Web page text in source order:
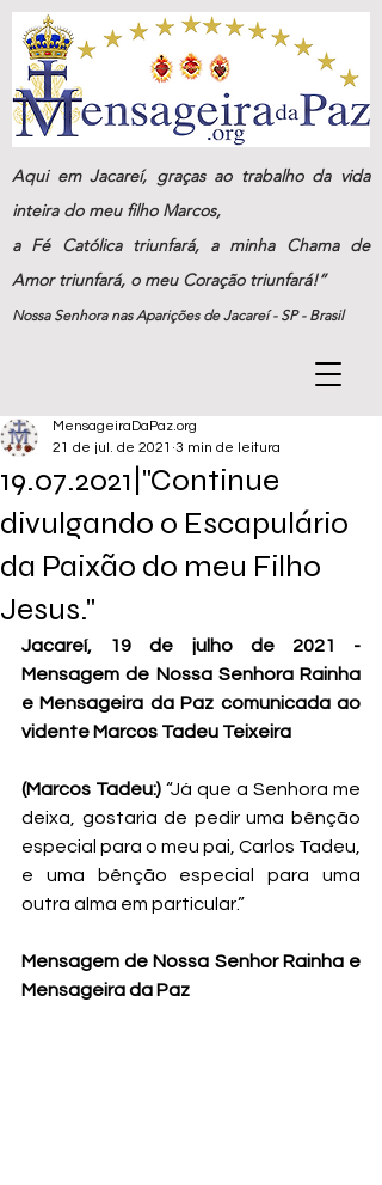
Aqui em Jacareí, graças ao trabalho da vida
inteira do meu filho Marcos,
a Fé Católica triunfará, a minha Chama de
Amor triunfará, o meu Coração triunfará!”
Nossa Senhora nas Aparições de Jacareí - SP - Brasil
19.07.2021|"Continue
divulgando o Escapulário
da Paixão do meu Filho
Jesus."
MensageiraDaPaz.org
21 de jul. de 2021 3 min de leitura
Jacareí, 19 de julho de 2021 -
Mensagem de Nossa Senhora Rainha
e Mensageira da Paz comunicada ao
vidente Marcos Tadeu Teixeira
(Marcos Tadeu:) “Já que a Senhora me
deixa, gostaria de pedir uma bênção
especial para o meu pai, Carlos Tadeu,
e uma bênção especial para uma
outra alma em particular.”
Mensagem de Nossa Senhor Rainha e
Mensageira da Paz